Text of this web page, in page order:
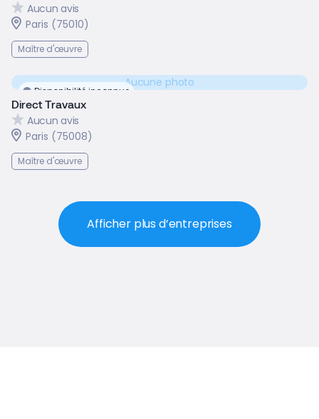
Aucun avis
Paris (75010)
Maître d'œuvre
Disponibilité inconnue
Aucune photo
Direct Travaux
Aucun avis
Paris (75008)
Maître d'œuvre
Afficher plus d’entreprises